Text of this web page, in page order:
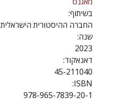
בשיתוף:
החברה ההיסטורית הישראלית
שנה:
2023
דאנאקוד:
45-211040
ISBN:
978-965-7839-20-1